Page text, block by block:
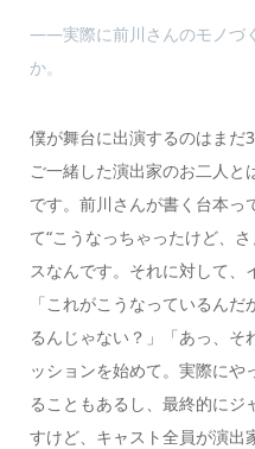
――実際に前川さんのモノづ
か。
僕が舞台に出演するのはまだ
ご一緒した演出家のお二人
です。前川さんが書く台本っ
て“こうなっちゃったけど、
スなんです。それに対して
「これがこうなっているん
るんじゃない？」「あっ、そ
ッションを始めて。実際にや
ることもあるし、最終的に
すけど、キャスト全員が演出